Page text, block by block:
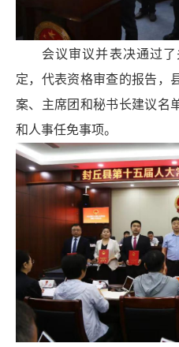
会议审议并表决通过了
定，代表资格审查的报告，
案、主席团和秘书长建议名
和人事任免事项。